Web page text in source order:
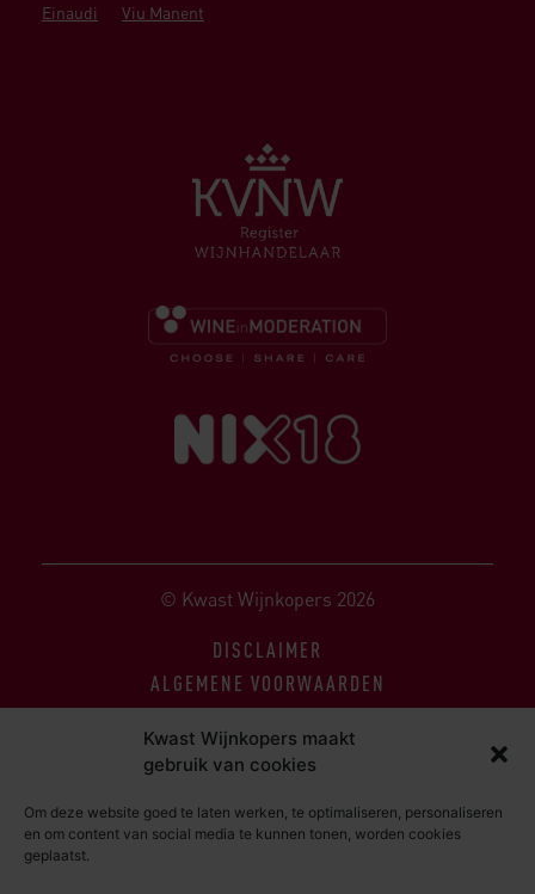
Kwast Wijnkopers maakt
gebruik van cookies
Om deze website goed te laten werken, te optimaliseren, personaliseren
en om content van social media te kunnen tonen, worden cookies
geplaatst.
Einaudi
Viu Manent
© Kwast Wijnkopers 2026
DISCLAIMER
ALGEMENE VOORWAARDEN